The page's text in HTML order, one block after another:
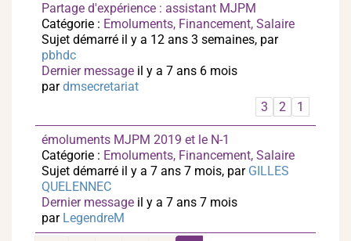
Partage d'expérience : assistant MJPM
Catégorie : Emoluments, Financement, Salaire
Sujet démarré il y a 12 ans 3 semaines, par
pbhdc
Dernier message il y a 7 ans 6 mois
pardmsecretariat
1
2
3
émoluments MJPM 2019 et le N-1
Catégorie : Emoluments, Financement, Salaire
Sujet démarré il y a 7 ans 7 mois, par GILLES
QUELENNEC
Dernier message il y a 7 ans 7 mois
par LegendreM